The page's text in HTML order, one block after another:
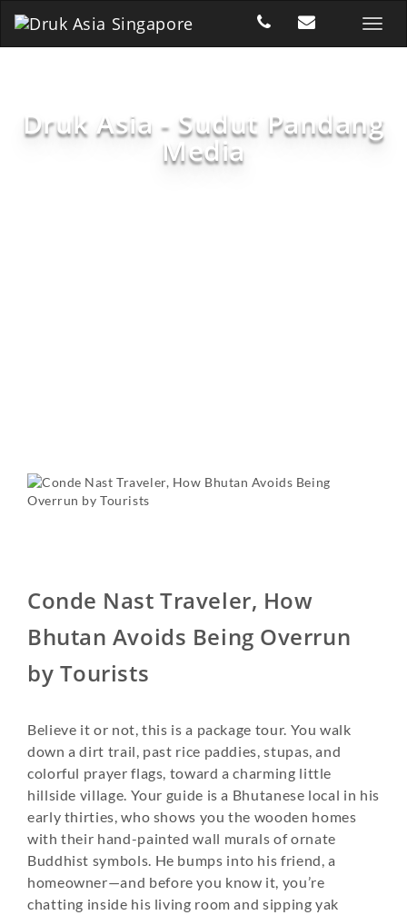
Druk Asia - Sudut Pandang
Media
Conde Nast Traveler, How
Bhutan Avoids Being Overrun
by Tourists
Believe it or not, this is a package tour. You walk
down a dirt trail, past rice paddies, stupas, and
colorful prayer flags, toward a charming little
hillside village. Your guide is a Bhutanese local in his
early thirties, who shows you the wooden homes
with their hand-painted wall murals of ornate
Buddhist symbols. He bumps into his friend, a
homeowner—and before you know it, you’re
chatting inside his living room and sipping yak